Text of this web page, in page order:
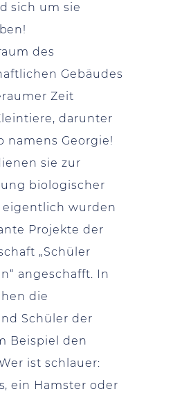
sich um sie
des
Gebäudes
Zeit
darunter
namens Georgie!
sie zur
biologischer
eigentlich wurden
Projekte der
„Schüler
angeschafft. In
die
Schüler der
Beispiel den
ist schlauer:
ein Hamster oder